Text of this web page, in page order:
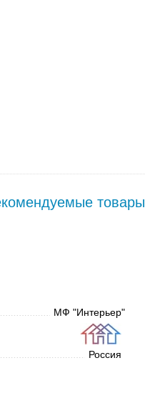
товары
МФ "Интерьер"
Россия